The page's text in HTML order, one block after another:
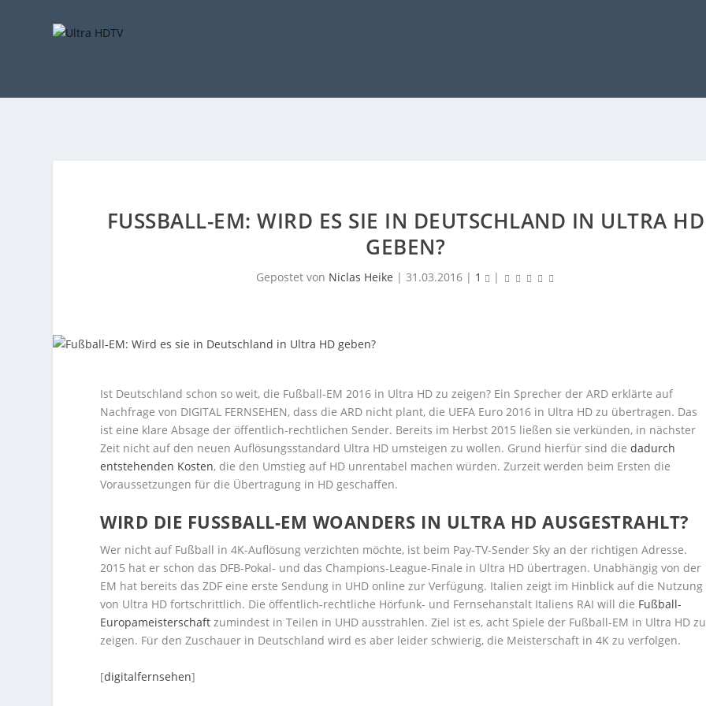
FUSSBALL-EM: WIRD ES SIE IN DEUTSCHLAND IN ULTRA HD G
EBEN?
Gepostet von Niclas Heike |31.03.2016 | 1 |
Ist Deutschland schon so weit, die Fußball-EM 2016 in Ultra HD zu zeigen? Ein Sprecher der ARD erklärte auf
Nachfrage von DIGITAL FERNSEHEN, dass die ARD nicht plant, die UEFA Euro 2016 in Ultra HD zu übertragen. Das
ist eine klare Absage der öffentlich-rechtlichen Sender. Bereits im Herbst 2015 ließen sie verkünden, in nächster
Zeit nicht auf den neuen Auflösungsstandard Ultra HD umsteigen zu wollen. Grund hierfür sind diedadurch
entstehenden Kosten, die den Umstieg auf HD unrentabel machen würden. Zurzeit werden beim Ersten die
Voraussetzungen für die Übertragung in HD geschaffen.
WIRD DIE FUSSBALL-EM WOANDERS IN ULTRA HD AUSGESTRAHLT?
Wer nicht auf Fußball in 4K-Auflösung verzichten möchte, ist beim Pay-TV-Sender Sky an der richtigen Adresse.
2015 hat er schon das DFB-Pokal- und das Champions-League-Finale in Ultra HD übertragen. Unabhängig von der
EM hat bereits das ZDF eine erste Sendung in UHD online zur Verfügung. Italien zeigt im Hinblick auf die Nutzung
von Ultra HD fortschrittlich. Die öffentlich-rechtliche Hörfunk- und Fernsehanstalt Italiens RAI will die Fußball-
Europameisterschaft zumindest in Teilen in UHD ausstrahlen. Ziel ist es, acht Spiele der Fußball-EM in Ultra HD zu
zeigen. Für den Zuschauer in Deutschland wird es aber leider schwierig, die Meisterschaft in 4K zu verfolgen.
[digitalfernsehen]